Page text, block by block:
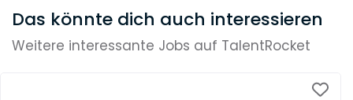
Das könnte dich auch interessieren
Weitere interessante Jobs auf TalentRocket